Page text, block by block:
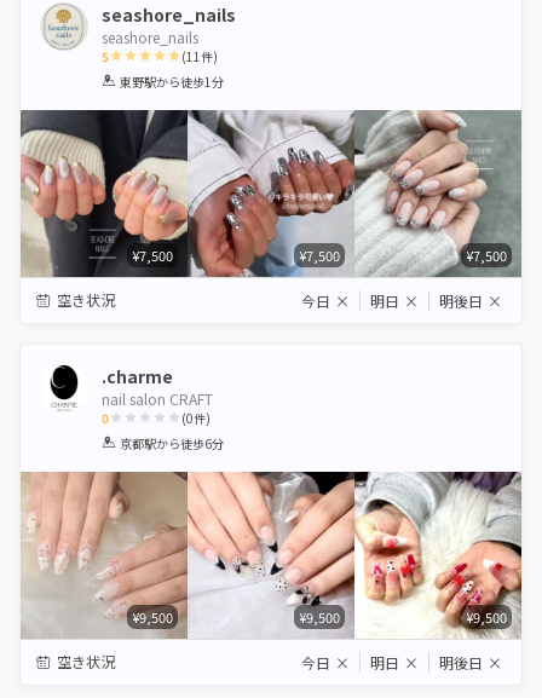
seashore_nails
seashore_nails
5
1 2 3 4 5
(11件)
東野駅から徒歩1分
¥7,500 ¥7,500 ¥7,500
空き状況 今日 × 明日 × 明後日 ×
.charme
nail salon CRAFT
0
1 2 3 4 5
(0件)
京都駅から徒歩6分
¥9,500 ¥9,500 ¥9,500
空き状況 今日 × 明日 × 明後日 ×